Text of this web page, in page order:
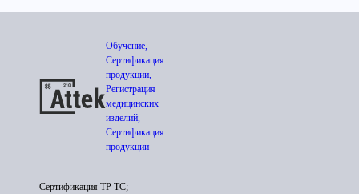
Обучение,
Сертификация
продукции,
Регистрация
медицинских
изделий,
Сертификация
продукции
Сертификация ТР ТС;